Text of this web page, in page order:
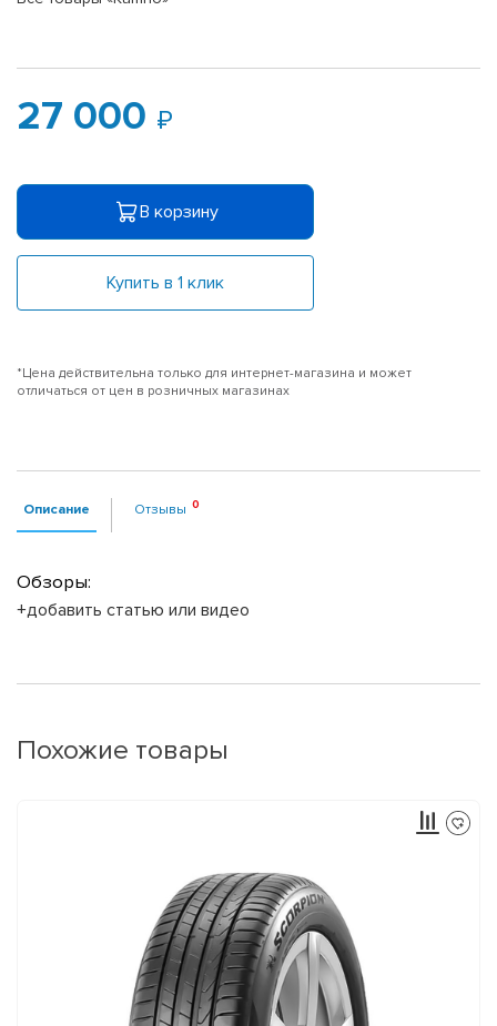
27 000
В корзину
Купить в 1 клик
*Цена действительна только для интернет-магазина и может
отличаться от цен в розничных магазинах
Описание Отзывы
Обзоры:
+добавить статью или видео
Похожие товары